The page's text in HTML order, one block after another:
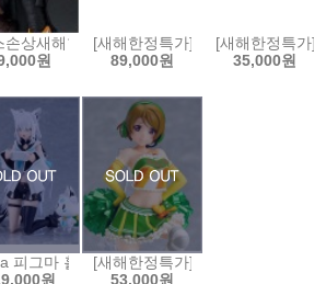
No.186 스칼렛 스파이더(코믹 COMIC
손상새해한정특가]S.H.Figuarts 스타워즈:북
원
[새해한정특가]MAFEX 마펙스
89,000원
[새해한정특가]
35,000원
그마 엘든링 - 영마 토렌트[4545784069653]
피그마 홀로라이브 - 시라카미 후부키
원
[새해한정특가]figFIX 피그픽스
53,000원